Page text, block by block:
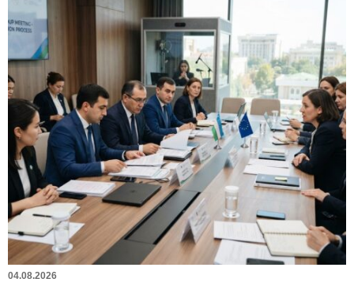
04.08.2026